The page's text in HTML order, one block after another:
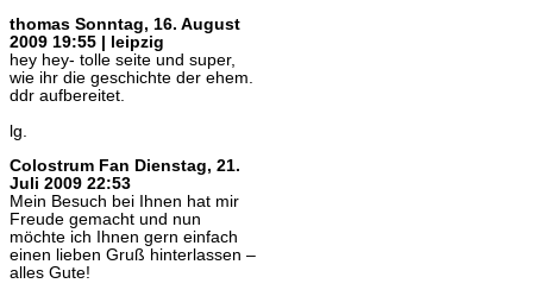
thomas Sonntag, 16. August
2009 19:55 | leipzig
hey hey- tolle seite und super,
wie ihr die geschichte der ehem.
ddr aufbereitet.
lg.
Colostrum Fan Dienstag, 21.
Juli 2009 22:53
Mein Besuch bei Ihnen hat mir
Freude gemacht und nun
möchte ich Ihnen gern einfach
einen lieben Gruß hinterlassen –
alles Gute!